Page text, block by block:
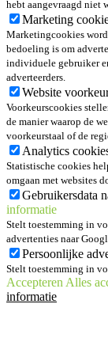
hebt aangevraagd niet
Marketing
Marketingcookies
bedoeling is om
individuele gebruiker
adverteerders.
Website
Voorkeurscookies
de manier waarop de
voorkeurstaal of de
Analytics
Statistische cookies
omgaan met websites
Gebruikersdata
informatie
Stelt toestemming in
advertenties naar
Persoonlijke
Stelt toestemming in
Accepteren Alles
informatie